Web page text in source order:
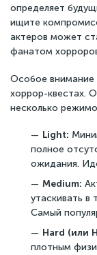
определяет
ищите
актеров может
фанатом
Особое внимание
хоррор-квестах.
несколько
Light:
полное
ожидания.
Medium:
утаскивать в
Самый
Hard (или
плотным